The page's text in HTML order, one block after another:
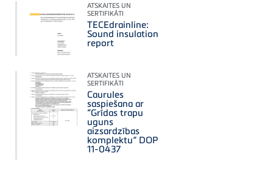
ATSKAITES UN
SERTIFIKĀTI
TECEdrainline:
Sound insulation
report
ATSKAITES UN
SERTIFIKĀTI
Caurules
saspiešana ar
”Grīdas trapu
uguns
aizsardzības
komplektu“ DOP
11-0437